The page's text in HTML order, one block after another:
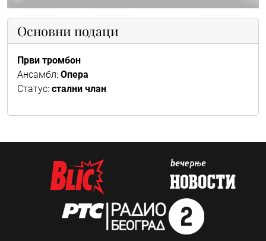
Основни подаци
Први тромбон
Ансамбл: Опера
Статус: стални члан